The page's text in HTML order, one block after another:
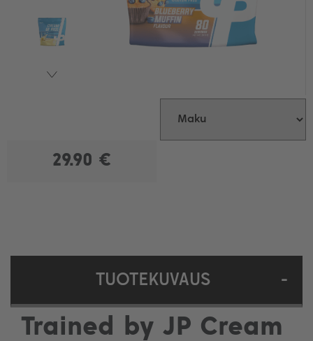
29.90 €
TUOTEKUVAUS -
Trained by JP Cream